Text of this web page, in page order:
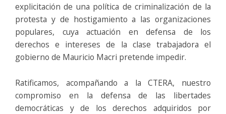
explicitación de una política de criminalización de la
protesta y de hostigamiento a las organizaciones
populares, cuya actuación en defensa de los
derechos e intereses de la clase trabajadora el
gobierno de Mauricio Macri pretende impedir.
Ratificamos, acompañando a la CTERA, nuestro
compromiso en la defensa de las libertades
democráticas y de los derechos adquiridos por